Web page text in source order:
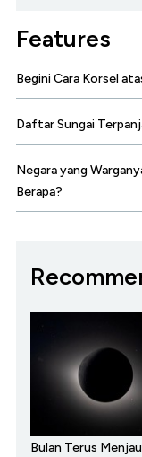
Features
Begini Cara Korsel
Daftar Sungai
Negara yang
Berapa?
Bulan Terus